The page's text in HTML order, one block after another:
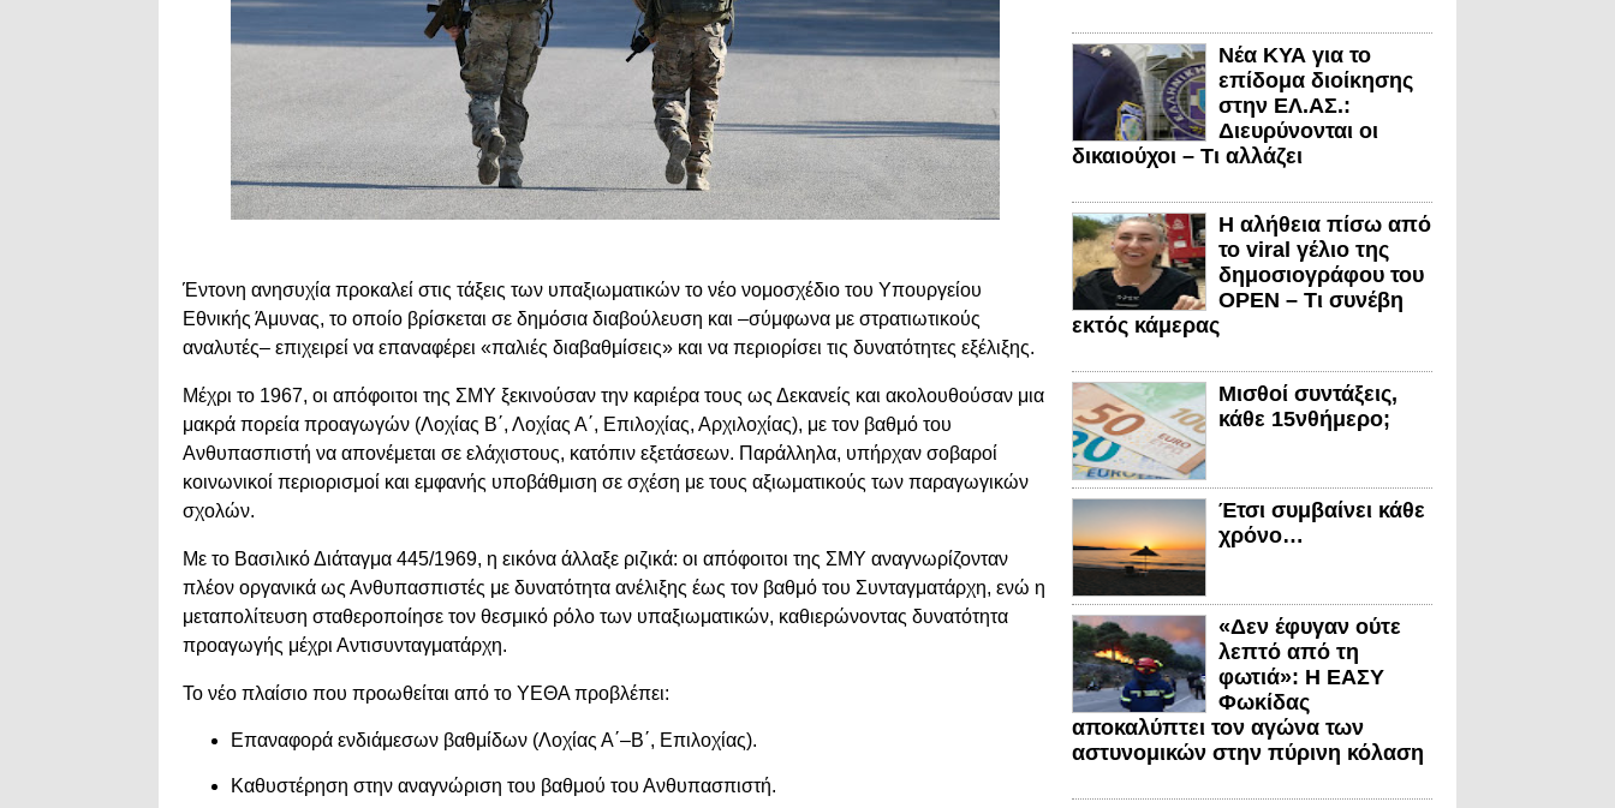
Έντονη ανησυχία προκαλεί στις τάξεις των υπαξιωματικών το νέο νομοσχέδιο του Υπουργείου
Εθνικής Άμυνας, το οποίο βρίσκεται σε δημόσια διαβούλευση και –σύμφωνα με στρατιωτικούς
αναλυτές– επιχειρεί να επαναφέρει «παλιές διαβαθμίσεις» και να περιορίσει τις δυνατότητες εξέλιξης.
Μέχρι το 1967, οι απόφοιτοι της ΣΜΥ ξεκινούσαν την καριέρα τους ως Δεκανείς και ακολουθούσαν μια
μακρά πορεία προαγωγών (Λοχίας Β΄, Λοχίας Α΄, Επιλοχίας, Αρχιλοχίας), με τον βαθμό του
Ανθυπασπιστή να απονέμεται σε ελάχιστους, κατόπιν εξετάσεων. Παράλληλα, υπήρχαν σοβαροί
κοινωνικοί περιορισμοί και εμφανής υποβάθμιση σε σχέση με τους αξιωματικούς των παραγωγικών
σχολών.
Με το Βασιλικό Διάταγμα 445/1969, η εικόνα άλλαξε ριζικά: οι απόφοιτοι της ΣΜΥ αναγνωρίζονταν
πλέον οργανικά ως Ανθυπασπιστές με δυνατότητα ανέλιξης έως τον βαθμό του Συνταγματάρχη, ενώ η
μεταπολίτευση σταθεροποίησε τον θεσμικό ρόλο των υπαξιωματικών, καθιερώνοντας δυνατότητα
προαγωγής μέχρι Αντισυνταγματάρχη.
Το νέο πλαίσιο που προωθείται από το ΥΕΘΑ προβλέπει:
Επαναφορά ενδιάμεσων βαθμίδων (Λοχίας Α΄–Β΄, Επιλοχίας).
Καθυστέρηση στην αναγνώριση του βαθμού του Ανθυπασπιστή.
Νέα ΚΥΑ για το
επίδομα διοίκησης
στην ΕΛ.ΑΣ.:
Διευρύνονται οι
δικαιούχοι – Τι αλλάζει
Η αλήθεια πίσω από
το viral γέλιο της
δημοσιογράφου του
OPEN – Τι συνέβη
εκτός κάμερας
Μισθοί συντάξεις,
κάθε 15νθήμερο;
Έτσι συμβαίνει κάθε
χρόνο…
«Δεν έφυγαν ούτε
λεπτό από τη
φωτιά»: Η ΕΑΣΥ
Φωκίδας
αποκαλύπτει τον αγώνα των
αστυνομικών στην πύρινη κόλαση